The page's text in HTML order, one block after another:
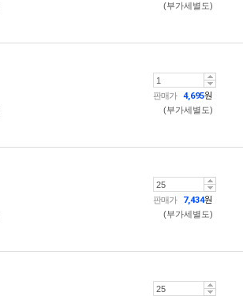
(부가세별도)
판매가 4,695원
(부가세별도)
판매가 7,434원
(부가세별도)